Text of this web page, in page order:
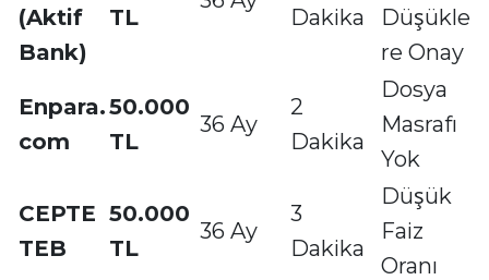
(Aktif
Bank)
TL
Dakika
Düşükle
re Onay
Enpara.
com
50.000
TL
36 Ay
2
Dakika
Dosya
Masrafı
Yok
CEPTE
TEB
50.000
TL
36 Ay
3
Dakika
Düşük
Faiz
Oranı